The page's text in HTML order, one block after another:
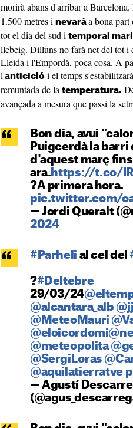
morirà abans d'arribar a
1.500 metres i nevarà a bona part
tot el dia del sud i temporal
llebeig. Dilluns no farà net del tot i
Lleida i l'Empordà, poca cosa. A
l'anticicló i el temps
remuntada de la temperatura.
avançada a mesura que passi la
Bon dia, avui
Puigcerdà la barri
d'aquest març fins
ara. https://t.co/
?A primera hora.
pic.twitter.com/
— Jordi Queralt
2024
#Parheli al cel del
?#Deltebre
29/03/24
@alcantara_alb
@MeteoMauri
@eloicordomi
@meteopolita
@SergiLoras
@aquilatierratve
— Agustí